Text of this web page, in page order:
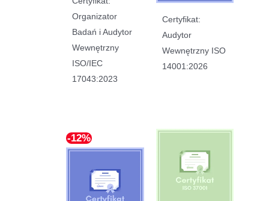
Organizator
Badań i Audytor
Wewnętrzny
ISO/IEC
17043:2023
Certyfikat:
Audytor
Wewnętrzny ISO
14001:2026
-12%